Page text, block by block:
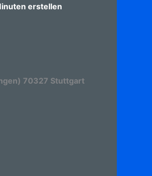
erstellen
70327 Stuttgart